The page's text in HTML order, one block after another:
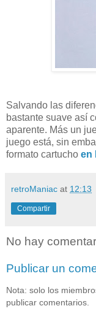
Salvando las
bastante suave así
aparente. Más un
juego está, sin
formato cartucho en
retroManiac at 12:13
Compartir
No hay
Publicar un
Nota: solo los
publicar comentarios.